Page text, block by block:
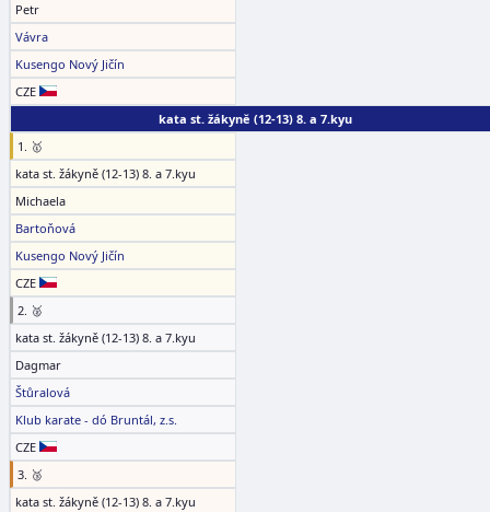
Petr
Vávra
Kusengo Nový Jičín
CZE
kata st. žákyně (12-13) 8. a 7.kyu
1. 🥇
kata st. žákyně (12-13) 8. a 7.kyu
Michaela
Bartoňová
Kusengo Nový Jičín
CZE
2. 🥈
kata st. žákyně (12-13) 8. a 7.kyu
Dagmar
Štůralová
Klub karate - dó Bruntál, z.s.
CZE
3. 🥉
kata st. žákyně (12-13) 8. a 7.kyu